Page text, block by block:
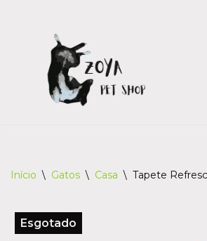
content
Início \ Gatos \ Casa \ Tapete
Esgotado